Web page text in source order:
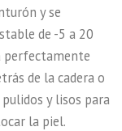
y se
de -5 a 20
perfectamente
de la cadera o
y lisos para
la piel.